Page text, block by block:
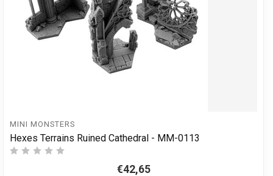
MINI MONSTERS
Hexes Terrains Ruined Cathedral - MM-0113
€42,65